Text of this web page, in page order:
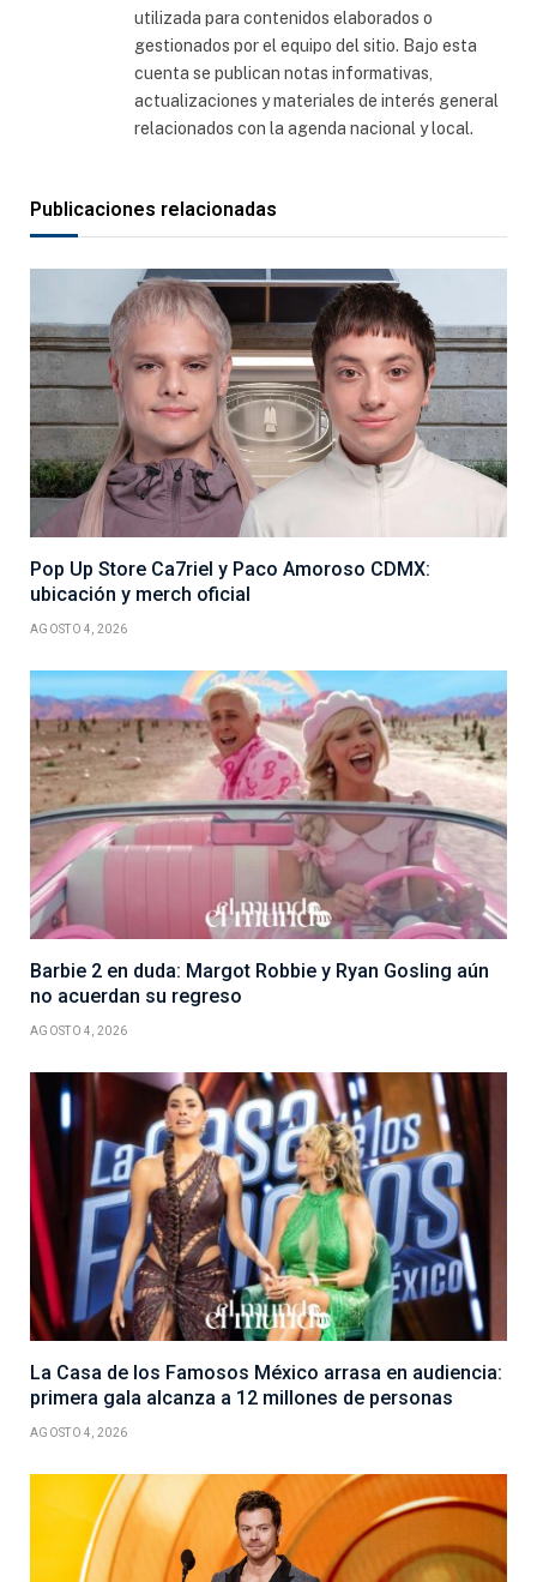
utilizada para contenidos elaborados o
gestionados por el equipo del sitio. Bajo esta
cuenta se publican notas informativas,
actualizaciones y materiales de interés general
relacionados con la agenda nacional y local.
Publicaciones relacionadas
Pop Up Store Ca7riel y Paco Amoroso CDMX:
ubicación y merch oficial
AGOSTO 4, 2026
Barbie 2 en duda: Margot Robbie y Ryan Gosling aún
no acuerdan su regreso
AGOSTO 4, 2026
La Casa de los Famosos México arrasa en audiencia:
primera gala alcanza a 12 millones de personas
AGOSTO 4, 2026